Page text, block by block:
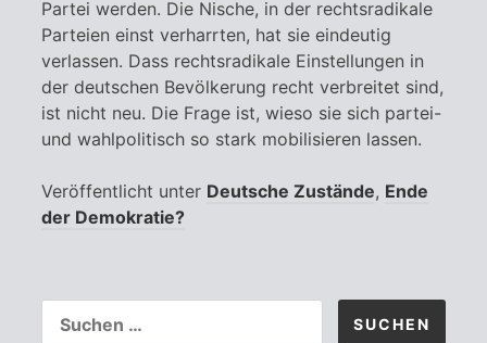
Partei werden. Die Nische, in der rechtsradikale
Parteien einst verharrten, hat sie eindeutig
verlassen. Dass rechtsradikale Einstellungen in
der deutschen Bevölkerung recht verbreitet sind,
ist nicht neu. Die Frage ist, wieso sie sich partei-
und wahlpolitisch so stark mobilisieren lassen.
Veröffentlicht unter Deutsche Zustände, Ende
der Demokratie?
NACH: